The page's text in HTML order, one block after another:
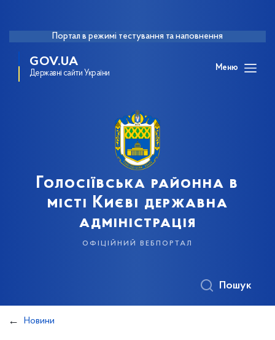
Портал в режимі тестування та наповнення
GOV.UA
Державні сайти України
Меню
Голосіївська районна в
місті Києві державна
адміністрація
офіційний вебпортал
Пошук
Новини